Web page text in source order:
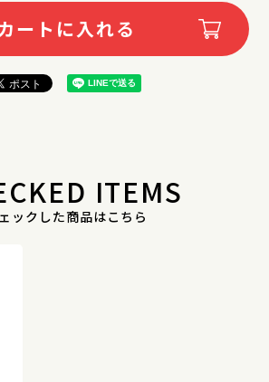
ートに入れる
ITEMS
ックした商品はこちら